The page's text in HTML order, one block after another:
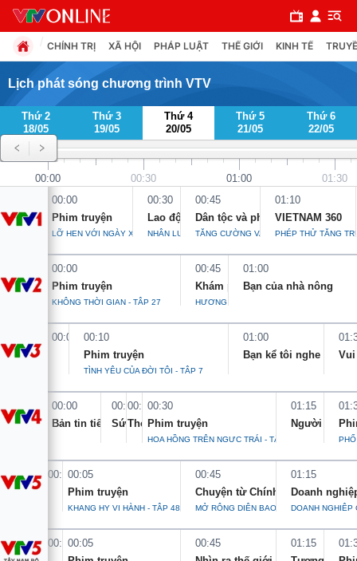
Chuyên mục
Chính trị
Xã hội
Pháp luật
Y tế
Thế giới
Thế giới đó đây
Câu chuyện quốc tế
Kinh tế
Tài chính
Thị trường
Góc doanh nghiệp
Truyền hình
Phim VTV
Hậu trường
Giải trí
CHÍNH TRỊ XÃ HỘI PHÁP LUẬT THẾ GIỚI KINH TẾ
Lịch phát sóng chương trình VTV
Thứ 2
18/05
Thứ 3
19/05
Thứ 4
20/05
Thứ 5
21/05
Thứ 6
22/05
00:00 00:30 01:00
01:30
00:00
Phim truyện
LỠ HẸN VỚI NGÀY XANH - TẬP 23
00:30
Lao động và công đoàn
NHÂN LỰC TRẺ
00:45
Dân tộc và phát triển
TĂNG CƯỜNG VAI TRÒ CỦA TRỢ GIÚP
01:10
VIETNAM 360
PHÉP THỬ TĂNG
00:00
Phim truyện
KHÔNG THỜI GIAN - TẬP 27
00:45
Khám phá Việt Nam
HƯƠNG NẾP HỒN QUÊ
01:00
Bạn của nhà nông
00:00
00:10
Phim truyện
TÌNH YÊU CỦA ĐỜI TÔI - TẬP 7
01:00
Bạn kể tôi nghe
Vui
00:00
Bản tin tiếng Việt 0h
00:20
Sức sống thể thao
00:25
Thời tiết du lịch
00:30
Phim truyện
HOA HỒNG TRÊN NGỰC TRÁI - TẬP 1
01:15
Người Việt
00:0000:05
Phim truyện
KHANG HY VI HÀNH - TẬP 48
00:45
Chuyện từ Chính sách
MỞ RỘNG DIỆN BAO PHỦ BẢO HIỂM Y
01:15
Doanh
DOANH NGHIỆP
00:0000:05
00:45
01:15